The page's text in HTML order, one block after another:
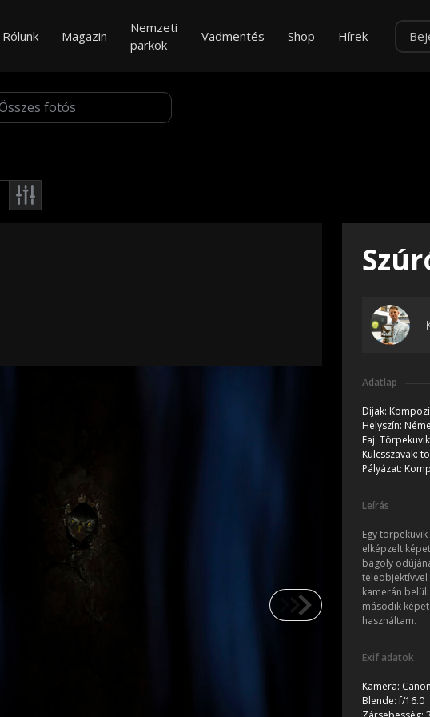
Rólunk Magazin
Nemzeti
parkok
Vadmentés Shop Hírek
Adatlap
Díjak:
Helyszín:
Faj: Törpekuvik
Kulcsszavak:
Pályázat:
Leírás
Egy
elképzelt
bagoly
kamerán
második
használtam.
Exif adatok
Kamera:
Blende:f/16.0